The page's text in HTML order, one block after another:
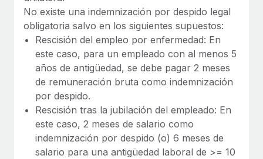
No existe una indemnización por despido legal
obligatoria salvo en los siguientes supuestos:
Rescisión del empleo por enfermedad: En
este caso, para un empleado con al menos 5
años de antigüedad, se debe pagar 2 meses
de remuneración bruta como indemnización
por despido.
Rescisión tras la jubilación del empleado: En
este caso, 2 meses de salario como
indemnización por despido (o) 6 meses de
salario para una antigüedad laboral de >= 10